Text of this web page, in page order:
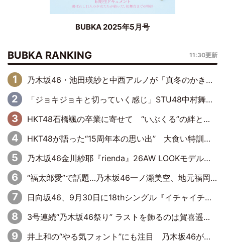
BUBKA 2025年5月号
BUBKA RANKING 11:30更新
乃木坂46・池田瑛紗と中西アルノが「真冬のかき氷」騒動で火花散らす！ 因縁の裏にあるのは、逆境をともに“凌”ぐ似た者同士の絆
「ジョキジョキと切っていく感じ」STU48中村舞、新しい挑戦は自らの手で
HKT48石橋颯の卒業に寄せて “いぶくる”の絆と後輩・龍頭綺音の決意
HKT48が語った“15周年本の思い出” 大食い特訓・守護霊企画・制服グラビア…盛りだくさんの裏話
乃木坂46金川紗耶『rienda』26AW LOOKモデルに就任
“福太郎愛”で話題…乃木坂46一ノ瀬美空、地元福岡『めんべい25周年トップサポーター』に就任
日向坂46、9月30日に18thシングル『イチャイチャ虫』の発売決定！ フォーメーションは『日向坂で会いましょう』にて発表
3号連続“乃木坂46祭り” ラストを飾るのは賀喜遥香…5年ぶりの登場に「5年分大人になった私を見ていただけたら」
井上和の“やる気フォント”にも注目 乃木坂46が挑んだ書道パフォーマンスの舞台裏